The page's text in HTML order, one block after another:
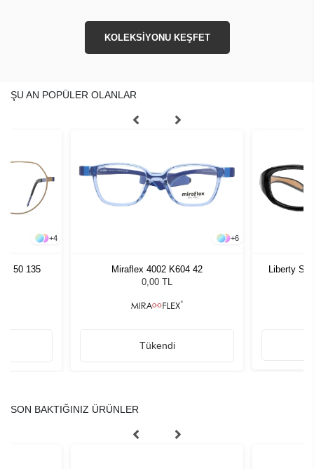
KOLEKSİYONU KEŞFET
ŞU AN POPÜLER OLANLAR
+4
50 135
+6
Miraflex 4002 K604 42
0,00 TL
Tükendi
Liberty
SON BAKTIĞINIZ ÜRÜNLER